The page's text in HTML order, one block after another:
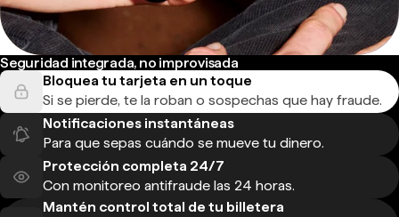
Seguridad integrada, no improvisada
Bloquea tu tarjeta en un toque
Si se pierde, te la roban o sospechas que hay fraude.
Notificaciones instantáneas
Para que sepas cuándo se mueve tu dinero.
Protección completa 24/7
Con monitoreo antifraude las 24 horas.
Mantén control total de tu billetera